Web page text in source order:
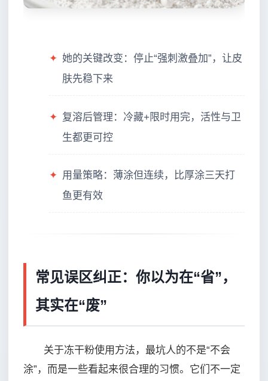
✦ 她的关键改变：停止“强刺激叠加”，让皮
肤先稳下来
✦ 复溶后管理：冷藏+限时用完，活性与卫
生都更可控
✦ 用量策略：薄涂但连续，比厚涂三天打
鱼更有效
常见误区纠正：你以为在“省”，
其实在“废”
关于冻干粉使用方法，最坑人的不是“不会
涂”，而是一些看起来很合理的习惯。它们不一定